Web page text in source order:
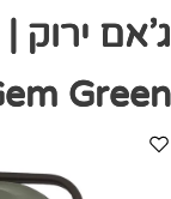
Green